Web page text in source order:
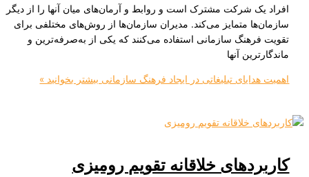
شرکت مشترک است و روابط و آرمان‌های میان آنها را از دیگر
متمایز می‌کند. مدیران سازمان‌ها از روش‌های مختلفی برای
سازمانی استفاده می‌کنند که یکی از به‌صرفه‌ترین و
آنها
تبلیغاتی در ایجاد فرهنگ سازمانیبیشتر بخوانید »
خلاقانه تقویم رومیزی